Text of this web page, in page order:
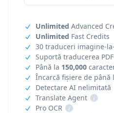
Unlimited Advanced
Unlimited Fast Credits
30 traduceri imagine-
Suportă traducerea
Până la 150,000
Încarcă fișiere de până
Detectare AI nelimitată
Translate Agent
i
Pro OCR
i